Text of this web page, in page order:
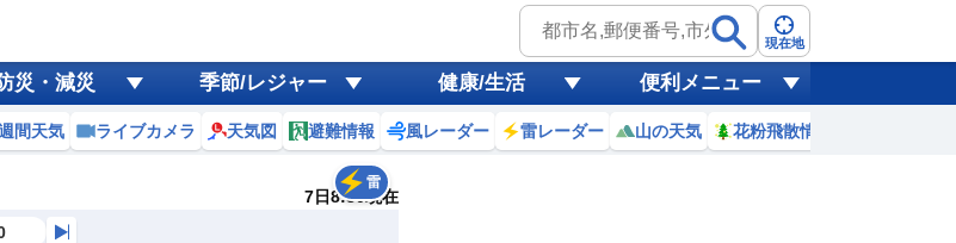
現在地
災・減災 季節/レジャー 健康/生活 便利メニュー
間天気 ライブカメラ 天気図 避難情報 風レーダー 雷レーダー 山の天気 花粉飛散情報
7日8:30現在
雷
風
黄砂
天気 台風